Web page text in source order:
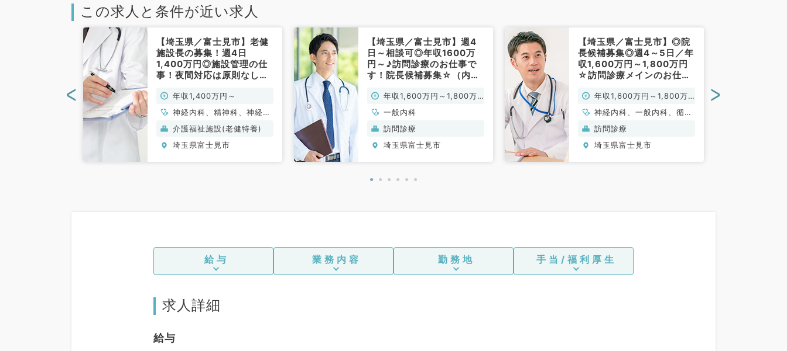
この求人と条件が近い求人
【埼玉県／富士見市】老健
施設長の募集！週4日
1,400万円◎施設管理の仕
事！夜間対応は原則なし◎
問／常勤）
年収1,400万円～
神経内科、精神科、神経
科、アレルギー科、小児
科、整形外科、形成外科、
美容外科、脳神経外科、呼
老年内科、血液内科、外科
系全般、一般外科、消化器
科、美容皮膚科、健診・人
間ドック、救急科・ＩＣ
膠原病科、スポーツ整形外
科、大腸・肛門外科、産業
介護福祉施設(老健特養)
埼玉県富士見市
【埼玉県／富士見市】週4
日～相談可◎年収1600万
円～♪訪問診療のお仕事で
す！院長候補募集☆（内科
年収1,600万円～1,800万
一般内科
訪問診療
埼玉県富士見市
【埼玉県／富士見市】◎院
長候補募集◎週4～5日／年
収1,600万円～1,800万円
☆訪問診療メインのお仕事
年収1,600万円～1,800万
円
神経内科、一般内科、循環
器内科、呼吸器内科、消化
器内科、内分泌・代謝内
科、腎臓内科、老年内科、
訪問診療
埼玉県富士見市
< >
給与 業務内容 勤務地 手当/福利厚生
求人詳細
給与